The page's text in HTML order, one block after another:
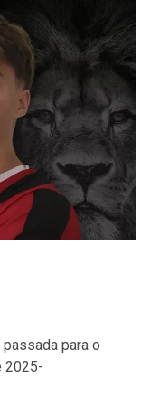
para o
2025-